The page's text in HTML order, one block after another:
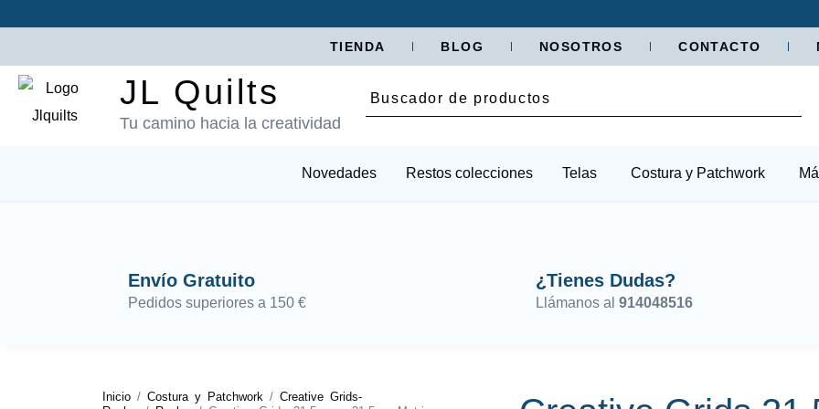
TIENDA BLOG NOSOTROS CONTACTO
JL Quilts
Tu camino hacia la creatividad
Novedades Restos colecciones Telas Costura y Patchwork
Envío Gratuito
Pedidos superiores a 150 €
¿Tienes Dudas?
Llámanos al 914048516
Inicio / Costura y Patchwork / Creative Grids-